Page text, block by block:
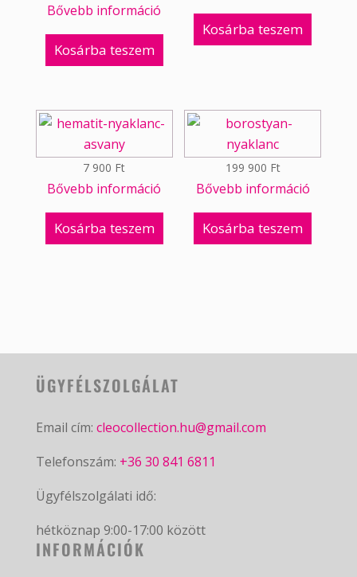
Bővebb információ
Kosárba teszem
Kosárba teszem
7 900 Ft
Bővebb információ
Kosárba teszem
199 900 Ft
Bővebb információ
Kosárba teszem
ÜGYFÉLSZOLGÁLAT
Email cím: cleocollection.hu@gmail.com
Telefonszám: +36 30 841 6811
Ügyfélszolgálati idő:
hétköznap 9:00-17:00 között
INFORMÁCIÓK